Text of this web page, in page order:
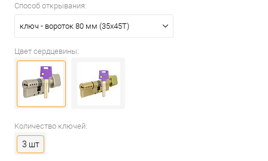
Способ открывания:
ключ - вороток 80 мм (35x45T)
Цвет сердцевины:
Количество ключей:
3 шт